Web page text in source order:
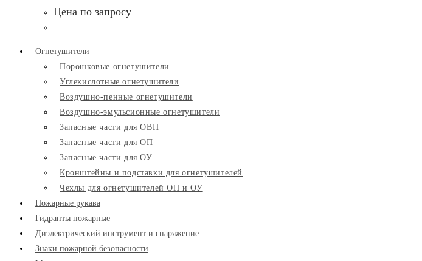
Цена по запросу
Огнетушители
Порошковые огнетушители
Углекислотные огнетушители
Воздушно-пенные огнетушители
Воздушно-эмульсионные огнетушители
Запасные части для ОВП
Запасные части для ОП
Запасные части для ОУ
Кронштейны и подставки для огнетушителей
Чехлы для огнетушителей ОП и ОУ
Пожарные рукава
Гидранты пожарные
Диэлектрический инструмент и снаряжение
Знаки пожарной безопасности